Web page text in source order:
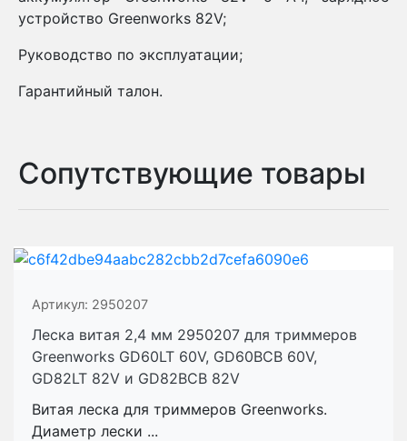
устройство Greenworks 82V;
Руководство по эксплуатации;
Гарантийный талон.
Сопутствующие товары
Артикул: 2950207
Леска витая 2,4 мм 2950207 для триммеров
Greenworks GD60LT 60V, GD60BCB 60V,
GD82LT 82V и GD82BCB 82V
Витая леска для триммеров Greenworks.
Диаметр лески ...